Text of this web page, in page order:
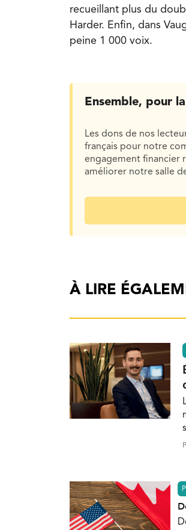
recueillant plus du
Harder. Enfin, dans
peine 1 000 voix.
Ensemble, pour
Les dons de nos
français pour notre
engagement financier
améliorer notre salle
À LIRE